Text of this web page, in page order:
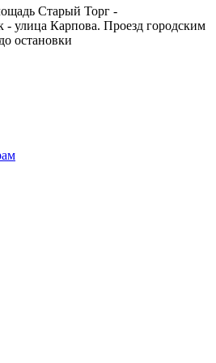
Старый Торг -
- улица Карпова. Проезд городским
остановки